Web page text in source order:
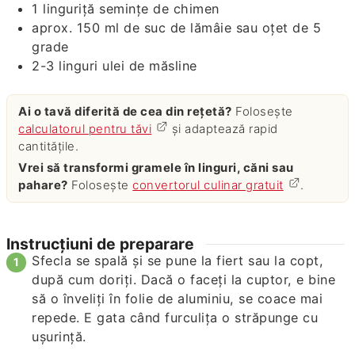
1 linguriță semințe de chimen
aprox. 150 ml de suc de lămâie sau oţet de 5
grade
2-3 linguri ulei de măsline
Ai o tavă diferită de cea din rețetă? Folosește
calculatorul pentru tăvi
și adaptează rapid
cantitățile.
Vrei să transformi gramele în linguri, căni sau
pahare? Foloseșteconvertorul culinar gratuit .
Instrucțiuni de preparare
Sfecla se spală şi se pune la fiert sau la copt,
după cum doriţi. Dacă o faceţi la cuptor, e bine
să o înveliţi în folie de aluminiu, se coace mai
repede. E gata când furculiţa o străpunge cu
uşurinţă.